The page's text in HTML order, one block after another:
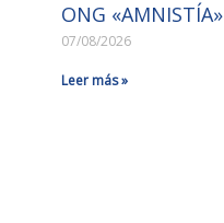
ONG «AMNISTÍA»
07/08/2026
Leer más »